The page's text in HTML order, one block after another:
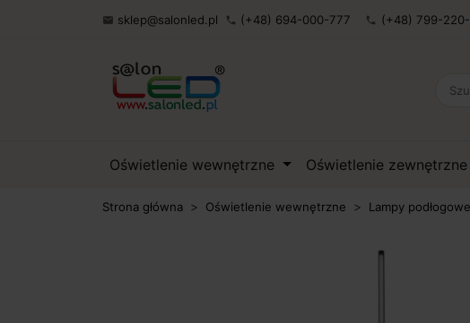
 sklep@salonled.pl phone (+48) 694-000-777 phone (+48) 799-
Oświetlenie wewnętrzne Oświetlenie zewnętrzne
Strona główna Oświetlenie wewnętrzne Lampy